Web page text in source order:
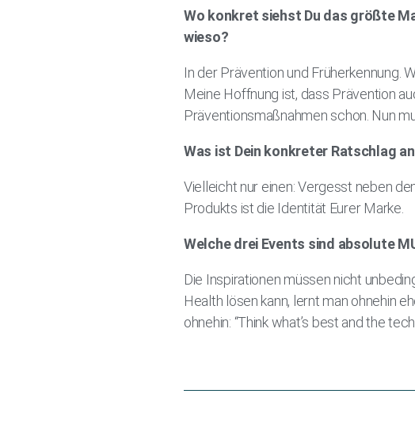
Wo konkret siehst Du das größte
wieso?
In der Prävention und Früherkennung.
Meine Hoffnung ist, dass Prävention
Präventionsmaßnahmen schon. Nun
Was ist Dein konkreter Ratschlag
Vielleicht nur einen: Vergesst neben
Produkts ist die Identität Eurer Marke.
Welche drei Events sind absolute
Die Inspirationen müssen nicht
Health lösen kann, lernt man ohnehin
ohnehin: “Think what’s best and the